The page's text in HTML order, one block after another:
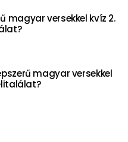
magyar versekkel kvíz 2.
magyar versekkel